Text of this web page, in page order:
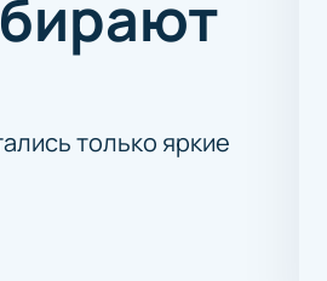
только яркие